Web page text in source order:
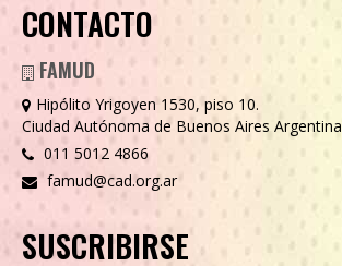
CONTACTO
FAMUD
Hipólito Yrigoyen 1530, piso 10.
Ciudad Autónoma de Buenos Aires Argentina
011 5012 4866
famud@cad.org.ar
SUSCRIBIRSE